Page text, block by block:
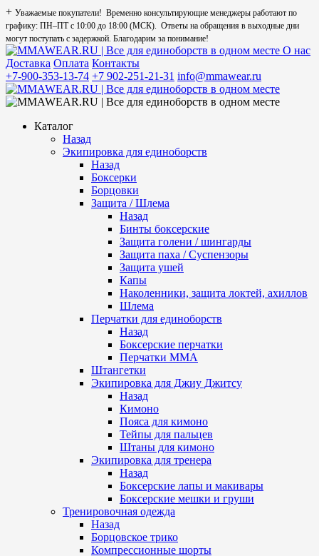
+ Уважаемые покупатели! Временно консультирующие менеджеры работают по
графику: ПН–ПТ с 10:00 до 18:00 (МСК). Ответы на обращения в выходные дни
могут поступать с задержкой. Благодарим за понимание!
О нас
Доставка Оплата Контакты
+7-900-353-13-74 +7 902-251-21-31 info@mmawear.ru
Каталог
Назад
Экипировка для единоборств
Назад
Боксерки
Борцовки
Защита / Шлема
Назад
Бинты боксерские
Защита голени / шингарды
Защита паха / Суспензоры
Защита ушей
Капы
Наколенники, защита локтей, ахиллов
Шлема
Перчатки для единоборств
Назад
Боксерские перчатки
Перчатки ММА
Штангетки
Экипировка для Джиу Джитсу
Назад
Кимоно
Пояса для кимоно
Тейпы для пальцев
Штаны для кимоно
Экипировка для тренера
Назад
Боксерские лапы и макивары
Боксерские мешки и груши
Тренировочная одежда
Назад
Борцовское трико
Компрессионные шорты